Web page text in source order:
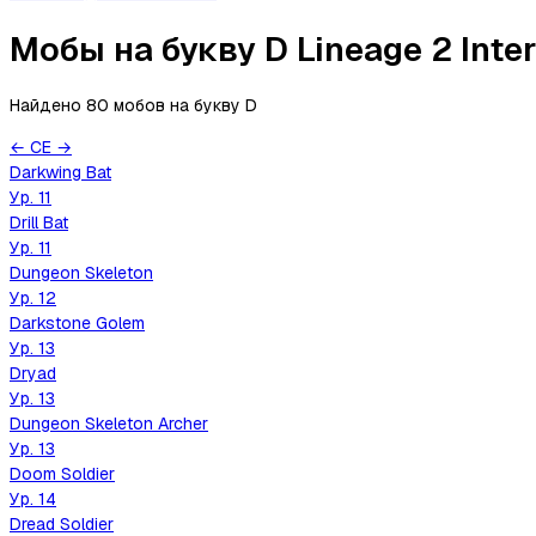
Мобы на букву D Lineage 2
Найдено 80 мобов на букву D
← CE →
Darkwing Bat
Ур. 11
Drill Bat
Ур. 11
Dungeon Skeleton
Ур. 12
Darkstone Golem
Ур. 13
Dryad
Ур. 13
Dungeon Skeleton Archer
Ур. 13
Doom Soldier
Ур. 14
Dread Soldier